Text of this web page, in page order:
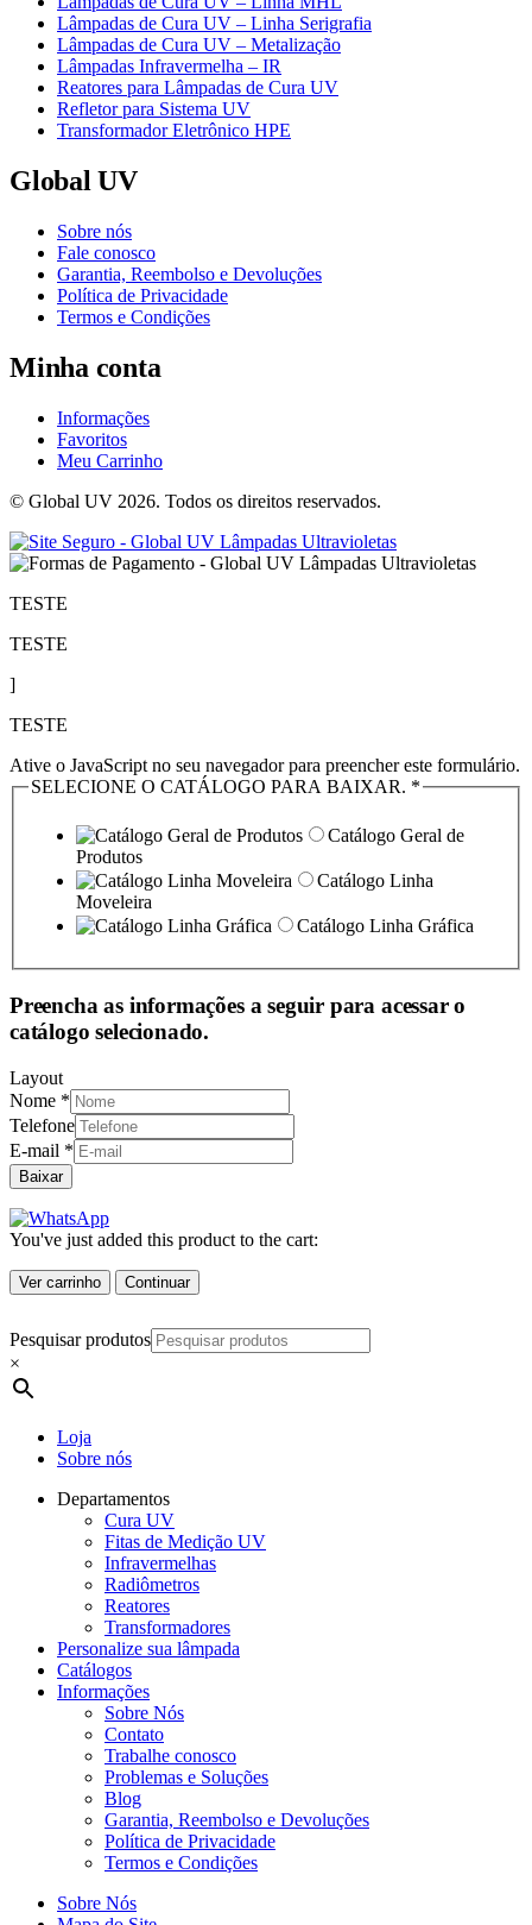
Lâmpadas de Cura UV – Linha Serigrafia
Lâmpadas de Cura UV – Metalização
Lâmpadas Infravermelha – IR
Reatores para Lâmpadas de Cura UV
Refletor para Sistema UV
Transformador Eletrônico HPE
Global UV
Sobre nós
Fale conosco
Garantia, Reembolso e Devoluções
Política de Privacidade
Termos e Condições
Minha conta
Informações
Favoritos
Meu Carrinho
© Global UV 2026. Todos os direitos reservados.
TESTE
TESTE
]
TESTE
Ative o JavaScript no seu navegador para preencher este formulário.
SELECIONE O CATÁLOGO PARA BAIXAR. *
Catálogo Geral de
Produtos
Catálogo Linha
Moveleira
Catálogo Linha Gráfica
Preencha as informações a seguir para acessar o
catálogo selecionado.
Layout
Nome *
Telefone
E-mail *
Baixar
You've just added this product to the cart:
Ver carrinho Continuar
Pesquisar produtos
×
Loja
Sobre nós
Departamentos
Cura UV
Fitas de Medição UV
Infravermelhas
Radiômetros
Reatores
Transformadores
Personalize sua lâmpada
Catálogos
Informações
Sobre Nós
Contato
Trabalhe conosco
Problemas e Soluções
Blog
Garantia, Reembolso e Devoluções
Política de Privacidade
Termos e Condições
Sobre Nós